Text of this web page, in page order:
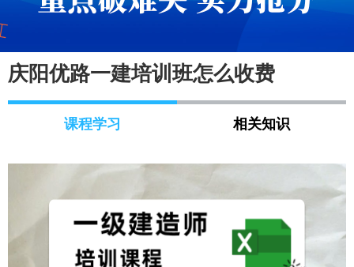
庆阳优路一建培训班怎么收费
课程学习 相关知识